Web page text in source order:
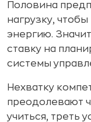
Половина
нагрузку,
энергию.
ставку на
системы
Нехватку
преодолевают
учиться, треть